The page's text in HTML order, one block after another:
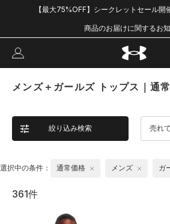
【最大75%OFF】シークレットセール開
商品のお届けに関するお
メンズ＋ガールズ トップス｜通
絞り込み検索 売れ
選択中の条件： 通常価格 メンズ ガ
361件